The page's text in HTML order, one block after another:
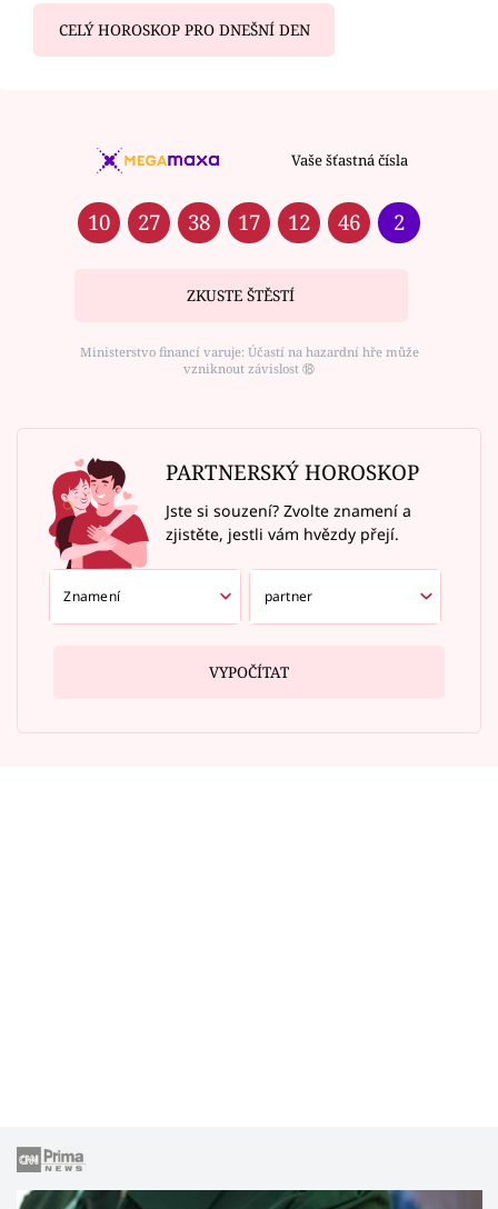
CELÝ HOROSKOP PRO DNEŠNÍ DEN
Vaše šťastná čísla
10 27 38 17 12 46 2
ZKUSTE ŠTĚSTÍ
Ministerstvo financí varuje: Účastí na hazardní hře může
vzniknout závislost ⑱
PARTNERSKÝ HOROSKOP
Jste si souzení? Zvolte znamení a
zjistěte, jestli vám hvězdy přejí.
VYPOČÍTAT